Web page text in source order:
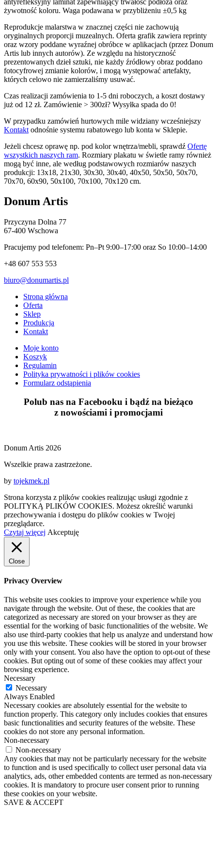
można
wybrać
stronie
produktu
żywotność koloru. Waga podawana w przybliżeniu ±0,5 kg
Reprodukcje malarstwa w znacznej części nie zachowują
oryginalnych proporcji muzealnych. Oferta grafik zawiera reprinty
oraz wzory poddane wyraźnej obróbce w aplikacjach (przez Donum
Artis lub innych autorów). Ze względu na historyczność
prezentowanych dzieł sztuki, nie każdy źródłowy obraz poddano
fotocyfrowej zmianie kolorów, i mogą występować artefakty,
których celowo nie zamierzaliśmy usuwać.
Czas realizacji zamówienia to 1-5 dni roboczych, a koszt dostawy
już od 12 zł. Zamówienie > 300zł? Wysyłka spada do 0!
W przypadku zamówień hurtowych mile widziany wcześniejszy
Kontakt odnośnie systemu rabatowego lub konta w Sklepie.
Jeżeli chcesz oprawę np. pod kolor wnętrza/mebli, sprawdź Ofertę
wszystkich naszych ram. Rozmiary plakatu w świetle ramy również
mogą być inne, ale według podstawowych rozmiarów naszych
produkcji: 13x18, 21x30, 30x30, 30x40, 40x50, 50x50, 50x70,
70x70, 60x90, 50x100, 70x100, 70x120 cm.
Donum Artis
Przyczyna Dolna 77
67-400 Wschowa
Pracujemy pod telefonem: Pn–Pt 9:00–17:00 oraz So 10:00–14:00
+48 607 553 553
biuro@donumartis.pl
Strona główna
Oferta
Sklep
Produkcja
Kontakt
Moje konto
Koszyk
Regulamin
Polityka prywatności i plików cookies
Formularz odstąpienia
Polub nas na Facebooku i bądź na bieżąco
z nowościami i promocjami
Donum Artis 2026
Wszelkie prawa zastrzeżone.
by tojekmek.pl
Strona korzysta z plików cookies realizując usługi zgodnie z
POLITYKĄ PLIKÓW COOKIES. Możesz określić warunki
przechowywania i dostępu do plików cookies w Twojej
przeglądarce.
Czytaj więcej Akceptuję
Close
Privacy Overview
This website uses cookies to improve your experience while you
navigate through the website. Out of these, the cookies that are
categorized as necessary are stored on your browser as they are
essential for the working of basic functionalities of the website. We
also use third-party cookies that help us analyze and understand how
you use this website. These cookies will be stored in your browser
only with your consent. You also have the option to opt-out of these
cookies. But opting out of some of these cookies may affect your
browsing experience.
Necessary
Necessary
Always Enabled
Necessary cookies are absolutely essential for the website to
function properly. This category only includes cookies that ensures
basic functionalities and security features of the website. These
cookies do not store any personal information.
Non-necessary
Non-necessary
Any cookies that may not be particularly necessary for the website
to function and is used specifically to collect user personal data via
analytics, ads, other embedded contents are termed as non-necessary
cookies. It is mandatory to procure user consent prior to running
these cookies on your website.
SAVE & ACCEPT